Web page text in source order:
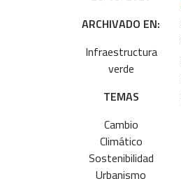
ARCHIVADO EN:
Infraestructura
verde
TEMAS
Cambio
Climático
Sostenibilidad
Urbanismo